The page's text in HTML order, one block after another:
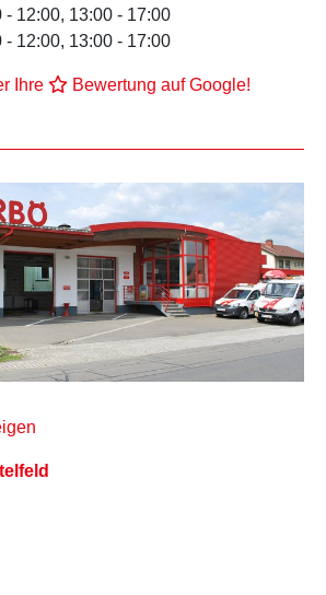
- 12:00, 13:00 - 17:00
- 12:00, 13:00 - 17:00
Ihre Bewertung auf Google!